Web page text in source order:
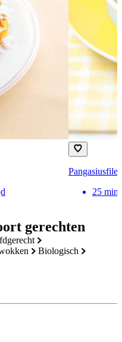
gerechten
biologisch
25 min